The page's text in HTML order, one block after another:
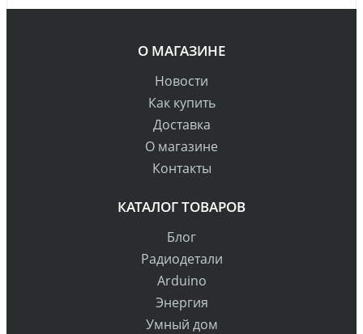
О МАГАЗИНЕ
Новости
Как купить
Доставка
О магазине
Контакты
КАТАЛОГ ТОВАРОВ
Блог
Радиодетали
Arduino
Энергия
Умный дом